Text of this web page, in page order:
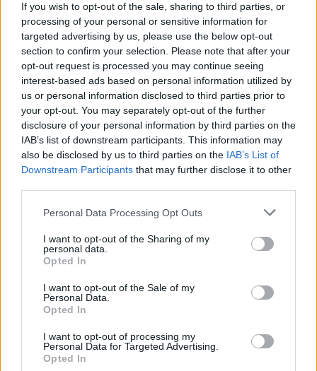
If you wish to opt-out of the sale, sharing to third parties, or
processing of your personal or sensitive information for
targeted advertising by us, please use the below opt-out
section to confirm your selection. Please note that after your
opt-out request is processed you may continue seeing
interest-based ads based on personal information utilized by
us or personal information disclosed to third parties prior to
your opt-out. You may separately opt-out of the further
disclosure of your personal information by third parties on the
IAB’s list of downstream participants. This information may
also be disclosed by us to third parties on the IAB’s List of
Downstream Participants that may further disclose it to other
Personal Data Processing Opt Outs
I want to opt-out of the Sharing of my
personal data.
Opted In
I want to opt-out of the Sale of my
Personal Data.
Opted In
I want to opt-out of processing my
Personal Data for Targeted Advertising.
Opted In
Secciones destacadas
Noticias y actualidad sobre Días
Internacionales
Semanas Internacionales
Años Internacionales
Qué se celebra el día de mi cumpleaños
Eventos internacionales de cultura
Los mejores canales de Youtube según
Crea una cuenta atrás para el evento que
quieras